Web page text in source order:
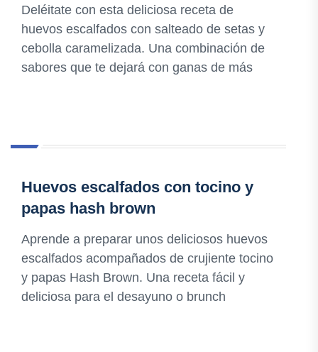
Deléitate con esta deliciosa receta de
huevos escalfados con salteado de setas y
cebolla caramelizada. Una combinación de
sabores que te dejará con ganas de más
Huevos escalfados con tocino y
papas hash brown
Aprende a preparar unos deliciosos huevos
escalfados acompañados de crujiente tocino
y papas Hash Brown. Una receta fácil y
deliciosa para el desayuno o brunch